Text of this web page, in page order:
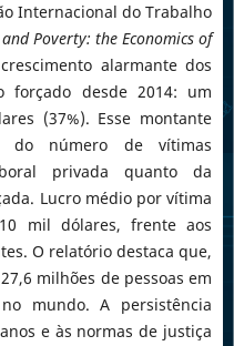
Internacional do Trabalho
Poverty: the Economics of
alarmante dos
forçado desde 2014: um
(37%). Esse montante
do número de vítimas
privada quanto da
Lucro médio por vítima
mil dólares, frente aos
O relatório destaca que,
milhões de pessoas em
mundo. A persistência
e às normas de justiça